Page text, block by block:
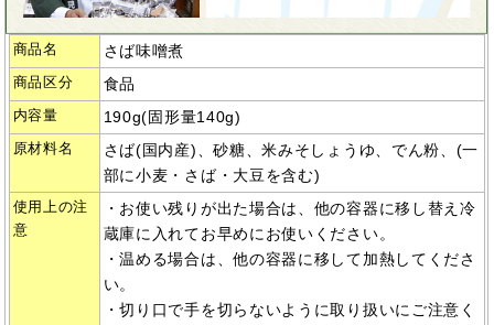
商品名 さば味噌煮
商品区分 食品
内容量 190g(固形量140g)
原材料名
さば(国内産)、砂糖、米みそしょうゆ、でん粉、(一
部に小麦・さば・大豆を含む)
使用上の注
意
・お使い残りが出た場合は、他の容器に移し替え冷
蔵庫に入れてお早めにお使いください。
・温める場合は、他の容器に移して加熱してくださ
い。
・切り口で手を切らないように取り扱いにご注意く